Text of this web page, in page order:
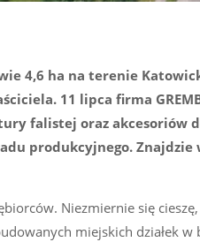
4,6 ha na terenie
11 lipca firma
falistej oraz akcesoriów
produkcyjnego.
Niezmiernie się
miejskich działek